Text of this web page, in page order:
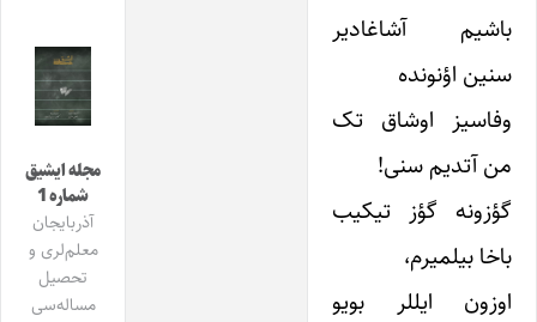
باشیم آشاغادیر
سنین اؤنونده
وفاسیز اوشاق تک
من آتدیم سنی!
گؤزونه گؤز تیکیب
باخا بیلمیرم،
اوزون ایللر بویو
مجله ایشیق
شماره 1
آذربایجان
معلم‌لری و
تحصیل
مساله‌سی